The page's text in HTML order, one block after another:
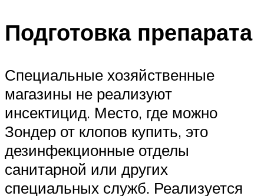
Подготовка препарата
Специальные хозяйственные
магазины не реализуют
инсектицид. Место, где можно
Зондер от клопов купить, это
дезинфекционные отделы
санитарной или других
специальных служб. Реализуется